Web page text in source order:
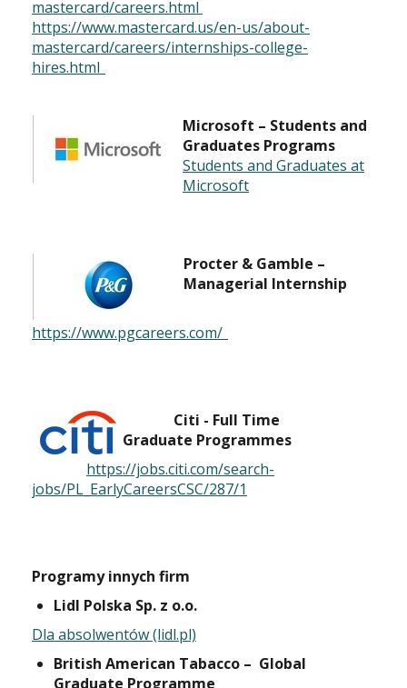
mastercard/careers.html
https://www.mastercard.us/en-us/about-
mastercard/careers/internships-college-
hires.html
Microsoft – Students and
Graduates Programs
Students and Graduates at
Microsoft
Procter & Gamble –
Managerial Internship
https://www.pgcareers.com/
Citi - Full Time
Graduate Programmes
https://jobs.citi.com/search-
jobs/PL_EarlyCareersCSC/287/1
Programy innych firm
Lidl Polska Sp. z o.o.
Dla absolwentów (lidl.pl)
British American Tabacco – Global
Graduate Programme